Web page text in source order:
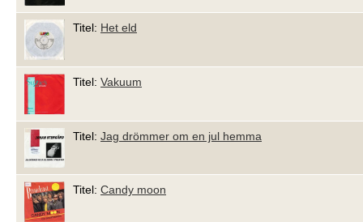
Titel: Het eld
Titel: Vakuum
Titel: Jag drömmer om en jul hemma
Titel: Candy moon